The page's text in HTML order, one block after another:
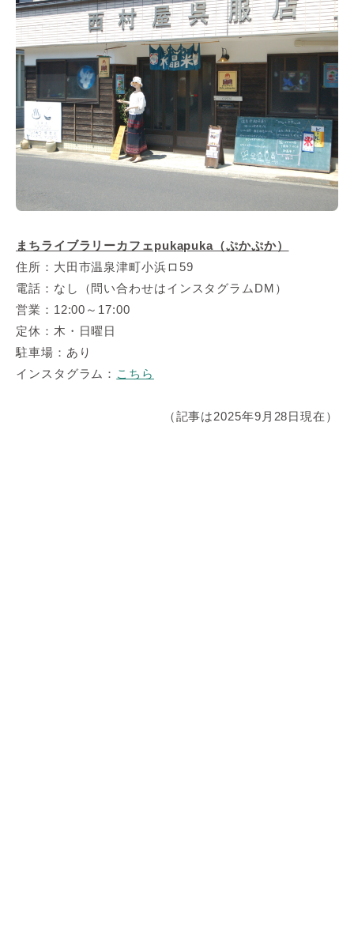
まちライブラリーカフェpukapuka（ぷかぷか）
住所：大田市温泉津町小浜ロ59
電話：なし（問い合わせはインスタグラムDM）
営業：12:00～17:00
定休：木・日曜日
駐車場：あり
インスタグラム： こちら
（記事は2025年9月28日現在）